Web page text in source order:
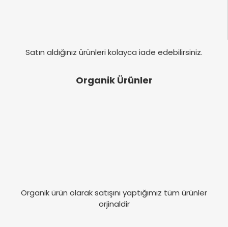
Satın aldığınız ürünleri kolayca iade edebilirsiniz.
Organik Ürünler
Organik ürün olarak satışını yaptığımız tüm ürünler
orjinaldir